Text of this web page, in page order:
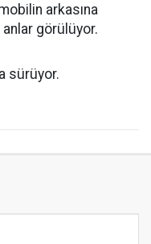
arkasına
anlar görülüyor.
sürüyor.